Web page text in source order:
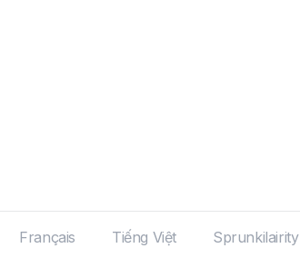
Français Tiếng Việt Sprunkilairity